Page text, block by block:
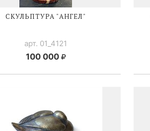
СКУЛЬПТУРА "АНГЕЛ"
арт. 01_4121
100 000